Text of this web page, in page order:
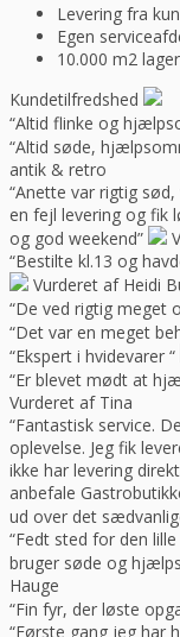
Levering fra
Egen
10.000 m2
Kundetilfredshed
“Altid flinke og
“Altid søde,
antik & retro
“Anette var rigtig
en fejl levering og fik
og god weekend”
“Bestilte kl.13 og
Vurderet af Heidi
“De ved rigtig meget
“Det var en meget
“Ekspert i hvidevarer “
“Er blevet mødt at
Vurderet af Tina
“Fantastisk service.
oplevelse. Jeg fik
ikke har levering
anbefale
ud over det
“Fedt sted for den
bruger søde og
Hauge
“Fin fyr, der løste
“Første gang jeg har